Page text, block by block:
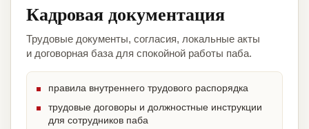
Кадровая документация
Трудовые документы, согласия, локальные акты
и договорная база для спокойной работы паба.
правила внутреннего трудового распорядка
трудовые договоры и должностные инструкции
для сотрудников паба